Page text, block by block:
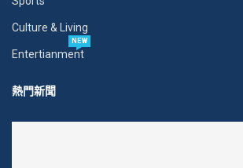
Culture & Living
Entertianment
NEW
熱門新聞